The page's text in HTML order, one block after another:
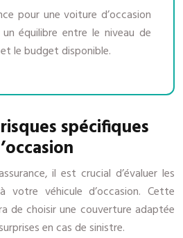
pour une voiture d’occasion
équilibre entre le niveau de
le budget disponible.
spécifiques
il est crucial d’évaluer les
votre véhicule d’occasion. Cette
de choisir une couverture adaptée
en cas de sinistre.